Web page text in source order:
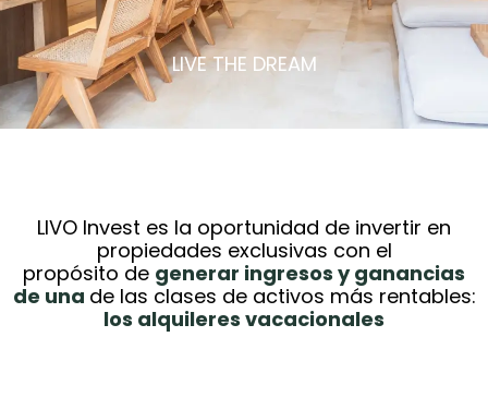
Inmobiliaria en Alquileres
Vacacionales Rentables
LIVO Invest es la oportunidad de invertir en
propiedades exclusivas con el
propósito de generar ingresos y ganancias
de una de las clases de activos más rentables:
los alquileres vacacionales
LIVE THE DREAM